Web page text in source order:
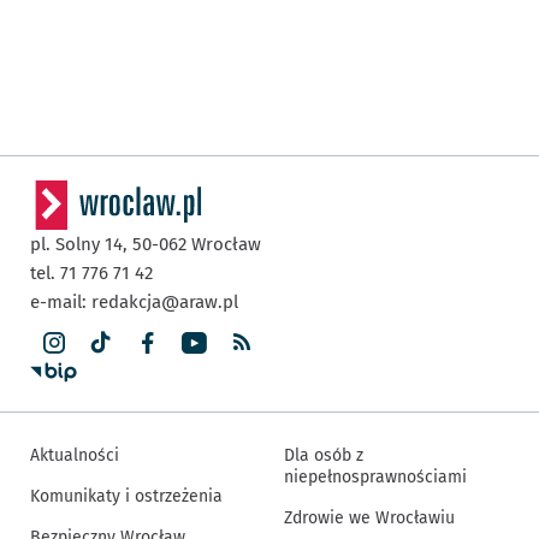
pl. Solny 14, 50-062 Wrocław
tel. 71 776 71 42
e-mail: redakcja@araw.pl
Aktualności
Komunikaty i ostrzeżenia
Dla osób z
niepełnosprawnościami
Zdrowie we Wrocławiu